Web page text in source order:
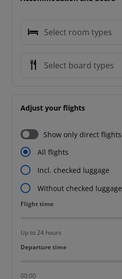
Select room types
Select board types
Adjust your flights
Show only direct flights
All flights
Incl. checked luggage
Without checked luggage
Flight time
Flight time
Up to 24 hours
Departure time
Departure time
00:00